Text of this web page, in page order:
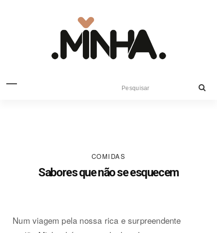
COMIDAS
Sabores que não se esquecem
Num viagem pela nossa rica e surpreendente